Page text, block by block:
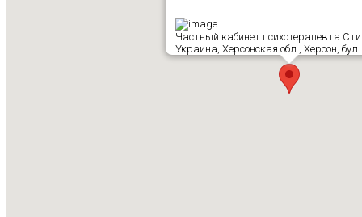
Частный кабинет психотерапевта
Украина, Херсонская обл., Херсон,